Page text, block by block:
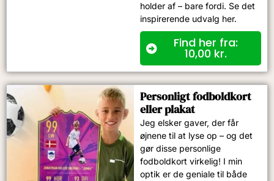
holder af – bare fordi. Se det
inspirerende udvalg her.
Find her fra:
10,00 kr.
Personligt fodboldkort
eller plakat
Jeg elsker gaver, der får
øjnene til at lyse op – og det
gør disse personlige
fodboldkort virkelig! I min
optik er de geniale til både